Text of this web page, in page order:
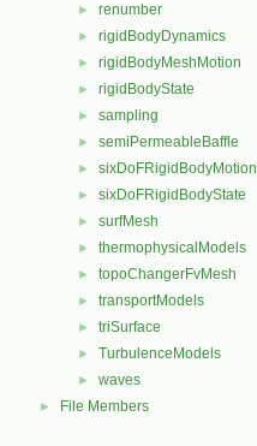
► renumber
► rigidBodyDynamics
► rigidBodyMeshMotion
► rigidBodyState
► sampling
► semiPermeableBaffle
► sixDoFRigidBodyMotion
► sixDoFRigidBodyState
► surfMesh
► thermophysicalModels
► topoChangerFvMesh
► transportModels
► triSurface
► TurbulenceModels
► waves
► File Members